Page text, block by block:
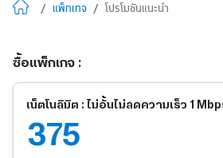
/ แพ็กเกจ / โปรโมชันแนะนำ
ซื้อแพ็กเกจ :
เน็ตโนลิมิต : ไม่อั้นไม่ลดความเร็ว 1
375